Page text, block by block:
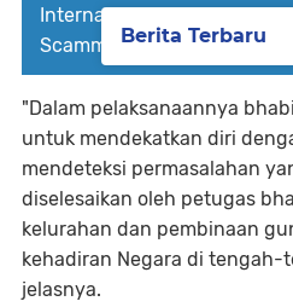
Internal untuk Hadapi
Scamming di Era Digital
"Dalam pelaksanaannya
untuk mendekatkan diri
mendeteksi permasalahan
diselesaikan oleh petugas
kelurahan dan pembinaan
kehadiran Negara di tengah-
jelasnya.
Berita Terbaru